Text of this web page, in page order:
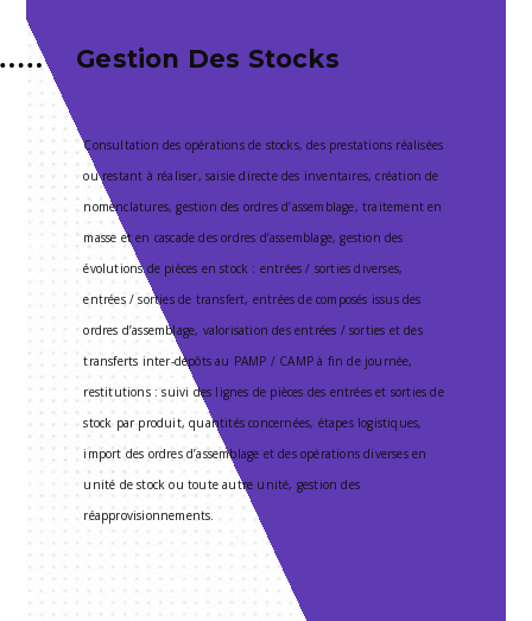
Gestion Des Stocks
Consultation des opérations de stocks, des prestations réalisées
ou restant à réaliser, saisie directe des inventaires, création de
nomenclatures, gestion des ordres d’assemblage, traitement en
masse et en cascade des ordres d’assemblage, gestion des
évolutions de pièces en stock : entrées / sorties diverses,
entrées / sorties de transfert, entrées de composés issus des
ordres d’assemblage, valorisation des entrées / sorties et des
transferts inter-dépôts au PAMP / CAMP à fin de journée,
restitutions : suivi des lignes de pièces des entrées et sorties de
stock par produit, quantités concernées, étapes logistiques,
import des ordres d’assemblage et des opérations diverses en
unité de stock ou toute autre unité, gestion des
réapprovisionnements.